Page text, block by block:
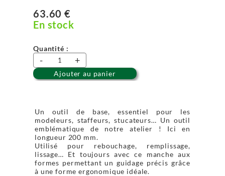
63.60 €
En stock
Quantité :
- +
Ajouter au panier
Un outil de base, essentiel pour les
modeleurs, staffeurs, stucateurs… Un outil
emblématique de notre atelier ! Ici en
longueur 200 mm.
Utilisé pour rebouchage, remplissage,
lissage… Et toujours avec ce manche aux
formes permettant un guidage précis grâce
à une forme ergonomique idéale.